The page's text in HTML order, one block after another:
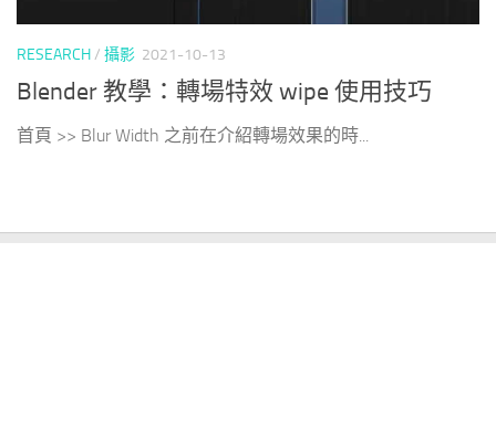
RESEARCH/ 攝影 2021-10-13
Blender 教學：轉場特效 wipe 使用技巧
首頁 >> Blur Width 之前在介紹轉場效果的時...